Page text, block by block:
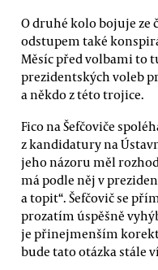
O druhé kolo bojuje ze
odstupem také
Měsíc před volbami to
prezidentských voleb
a někdo z této trojice.
Fico na Šefčoviče
z kandidatury na
jeho názoru měl
má podle něj v
a topit“. Šefčovič se
prozatím úspěšně
je přinejmenším
bude tato otázka stále